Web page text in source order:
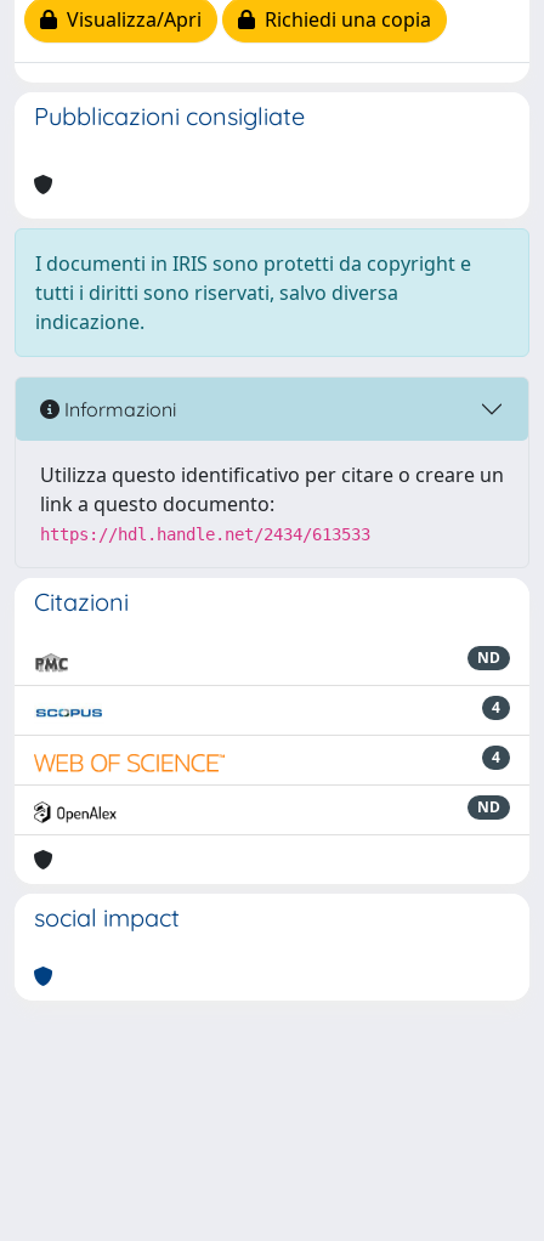
Visualizza/Apri
Richiedi una copia
Pubblicazioni consigliate
I documenti in IRIS sono protetti da copyright e
tutti i diritti sono riservati, salvo diversa
indicazione.
Informazioni
Utilizza questo identificativo per citare o creare un
link a questo documento:
https://hdl.handle.net/2434/613533
Citazioni
ND
4
4
ND
social impact